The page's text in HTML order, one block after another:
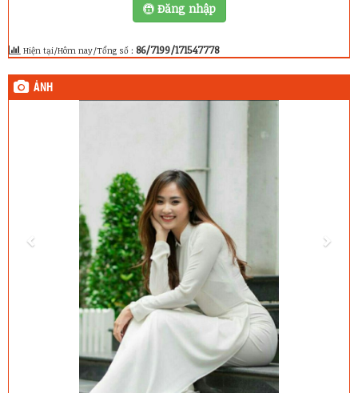
Đăng nhập
Hiện tại/Hôm nay/Tổng số : 86/7199/171547778
ẢNH